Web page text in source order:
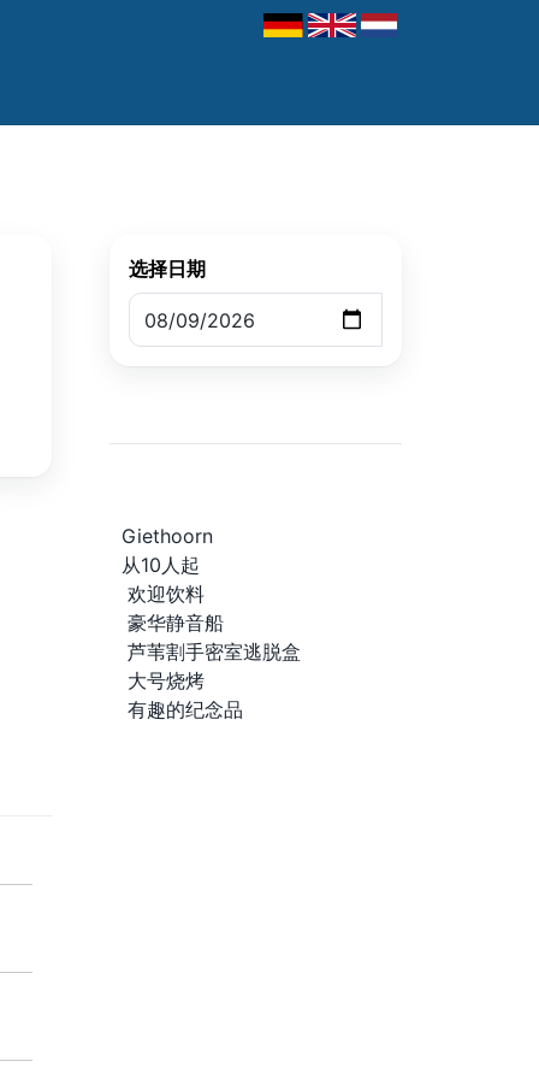
选择日期
Giethoorn
从10人起
欢迎饮料
豪华静音船
芦苇割手密室逃脱盒
大号烧烤
有趣的纪念品